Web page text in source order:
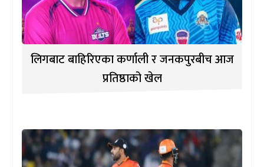
लिगबाट बाहिरिएका कर्णाली र जनकपुरबीच आज
प्रतिष्ठाको खेल